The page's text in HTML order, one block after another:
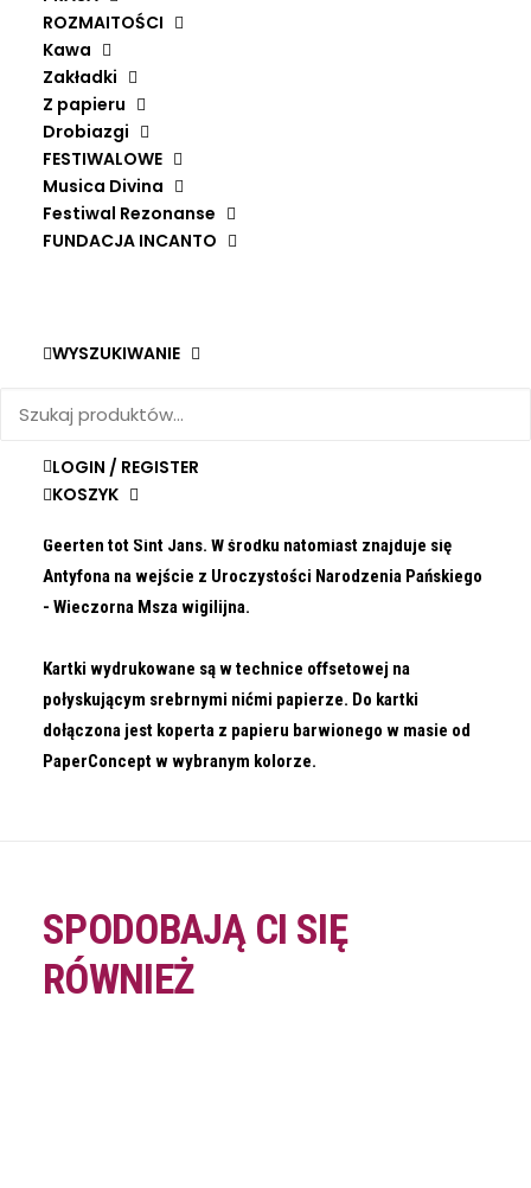
ROZMAITOŚCI
Kawa
Zakładki
Z papieru
Drobiazgi
FESTIWALOWE
Musica Divina
Festiwal Rezonanse
FUNDACJA INCANTO
WYSZUKIWANIE
LOGIN / REGISTER
KOSZYK
Wydawca
Więcej o publikacji
Dla wszystkich szukających wyjątkowych kart
obrazami mistrzów pędzla i chorałem gregoriańskim.
Na pierwszej stronie niniejszej kartki wykorzystano
Geerten tot Sint Jans. W środku natomiast znajduje się
Antyfona na wejście z Uroczystości Narodzenia Pańskiego
- Wieczorna Msza wigilijna.
Kartki wydrukowane są w technice offsetowej na
połyskującym srebrnymi nićmi papierze. Do kartki
dołączona jest koperta z papieru barwionego w masie od
PaperConcept w wybranym kolorze.
SPODOBAJĄ CI SIĘ
RÓWNIEŻ